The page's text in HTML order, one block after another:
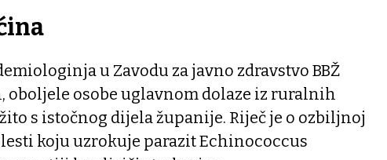
u Zavodu za javno zdravstvo BBŽ
oboljele osobe uglavnom dolaze iz ruralnih
s istočnog dijela županije. Riječ je o ozbiljnoj
koju uzrokuje parazit Echinococcus